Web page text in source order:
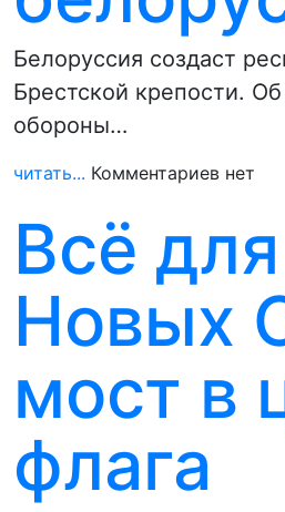
Белоруссия создаст
Брестской крепости.
обороны…
читать... Комментариев нет
Всё
Новых
мост в
флага